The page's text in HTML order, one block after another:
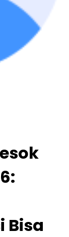
Bisa